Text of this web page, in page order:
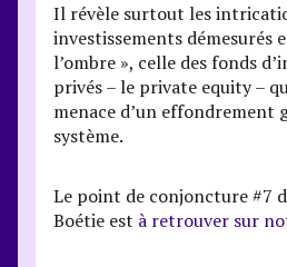
Il révèle surtout les
investissements démesurés
l’ombre », celle des fonds
privés – le private equity –
menace d’un effondrement
système.
Le point de conjoncture #7
Boétie est à retrouver sur